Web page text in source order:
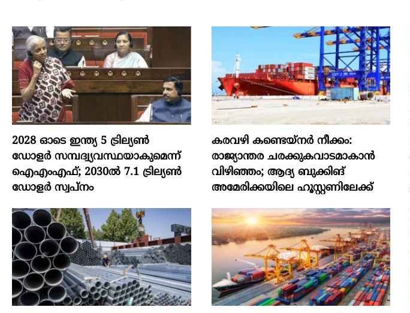
2028 ഓടെ ഇന്ത്യ 5 ട്രില്യണ്‍
ഡോളര്‍ സമ്പദ്വ്യവസ്ഥയാകുമെന്ന്
ഐഎംഎഫ്; 2030ല്‍ 7.1 ട്രില്യണ്‍
ഡോളര്‍ സ്വപ്നം
കരവഴി കണ്ടെയ്നർ നീക്കം:
രാജ്യാന്തര ചരക്കുകവാടമാകാൻ
വിഴിഞ്ഞം; ആദ്യ ബുക്കിങ്
അമേരിക്കയിലെ ഹൂസ്റ്റണിലേക്ക്